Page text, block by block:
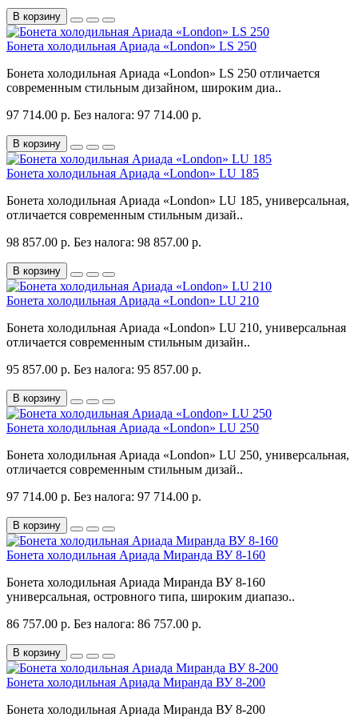
В корзину
Бонета холодильная Ариада «London» LS 250
Бонета холодильная Ариада «London» LS 250 отличается
современным стильным дизайном, широким диа..
97 714.00 р. Без налога: 97 714.00 р.
В корзину
Бонета холодильная Ариада «London» LU 185
Бонета холодильная Ариада «London» LU 185, универсальная,
отличается современным стильным дизай..
98 857.00 р. Без налога: 98 857.00 р.
В корзину
Бонета холодильная Ариада «London» LU 210
Бонета холодильная Ариада «London» LU 210, универсальная
отличается современным стильным дизайн..
95 857.00 р. Без налога: 95 857.00 р.
В корзину
Бонета холодильная Ариада «London» LU 250
Бонета холодильная Ариада «London» LU 250, универсальная,
отличается современным стильным дизай..
97 714.00 р. Без налога: 97 714.00 р.
В корзину
Бонета холодильная Ариада Миранда ВУ 8-160
Бонета холодильная Ариада Миранда ВУ 8-160
универсальная, островного типа, широким диапазо..
86 757.00 р. Без налога: 86 757.00 р.
В корзину
Бонета холодильная Ариада Миранда ВУ 8-200
Бонета холодильная Ариада Миранда ВУ 8-200